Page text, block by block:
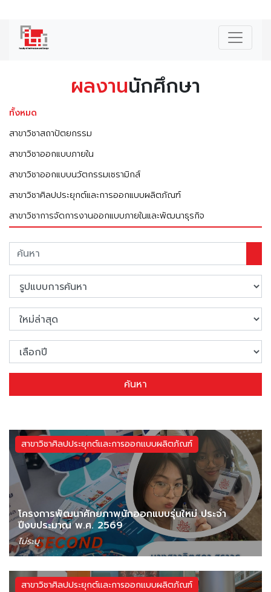
ผลงานนักศึกษา
ทั้งหมด
สาขาวิชาสถาปัตยกรรม
สาขาวิชาออกแบบภายใน
สาขาวิชาออกแบบนวัตกรรมเซรามิกส์
สาขาวิชาศิลปประยุกต์และการออกแบบผลิตภัณฑ์
สาขาวิชาการจัดการงานออกแบบภายในและพัฒนาธุรกิจ
ค้นหา
สาขาวิชาศิลปประยุกต์และการออกแบบผลิตภัณฑ์
โครงการพัฒนาศักยภาพนักออกแบบรุ่นใหม่ ประจำ
ปีงบประมาณ พ.ศ. 2569
ไม่ระบุ
สาขาวิชาศิลปประยุกต์และการออกแบบผลิตภัณฑ์